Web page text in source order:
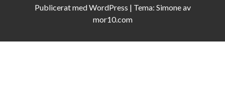
Publicerat medWordPress | Tema: Simoneav
mor10.com